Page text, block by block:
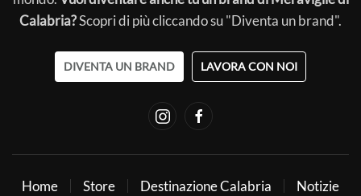
Calabria?Scopri di più cliccando su "Diventa un brand".
DIVENTA UN BRAND LAVORA CON NOI
Home Store Destinazione Calabria
Notizie